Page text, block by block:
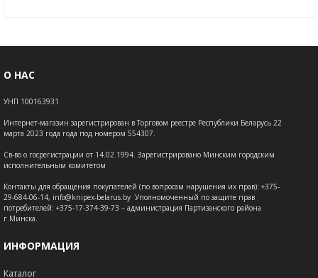
О НАС
УНП 100163931
Интернет-магазин зарегистрирован в Торговом реестре Республики Беларусь 22
марта 2023 года года под номером 554307.
Св-во о госрегистрации от 14.02.1994. Зарегистрировано Минским городским
исполнительным комитетом
Контакты для обращения покупателей (по вопросам нарушения их прав): +375-
29-684-06-14, info@knipex-belarus.by Уполномоченный по защите прав
потребителей: +375-17-374-39-73 – администрация Партизанского района
г.Минска.
ИНФОРМАЦИЯ
Каталог